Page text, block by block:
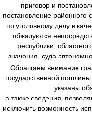
приговор и
постановление районного
по уголовному делу в
обжалуются
республики,
значения, суда
Обращаем внимание
государственной
указаны
а также сведения,
исключить возможность